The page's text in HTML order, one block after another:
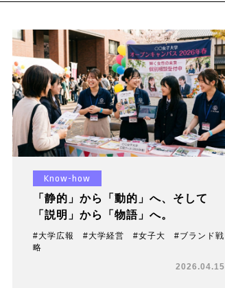
Know-how
「静的」から「動的」へ、そして
「説明」から「物語」へ。
#大学広報 #大学経営 #女子大 #ブランド戦
略
2026.04.15